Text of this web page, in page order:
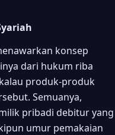
konsep
dari hukum riba
produk-produk
Semuanya,
pribadi debitur yang
umur pemakaian